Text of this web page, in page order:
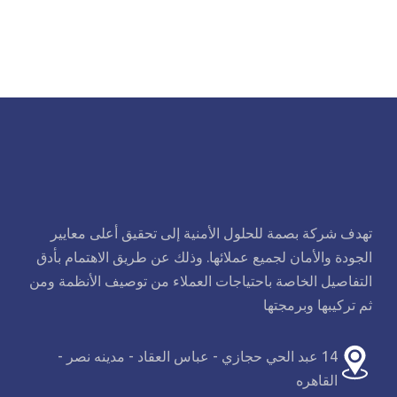
14 عبد الحي حجازي - عباس العقاد - مدينه نصر -
القاهره
تهدف شركة بصمة للحلول الأمنية إلى تحقيق أعلى معايير
الجودة والأمان لجميع عملائها. وذلك عن طريق الاهتمام بأدق
التفاصيل الخاصة باحتياجات العملاء من توصيف الأنظمة ومن
ثم تركيبها وبرمجتها